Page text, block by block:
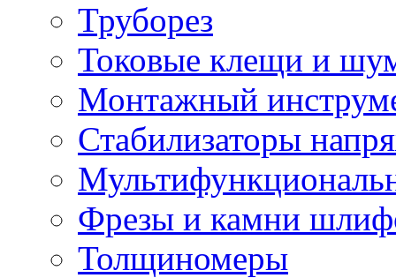
Труборез
Токовые клещи и
Монтажный
Стабилизаторы
Фрезы и камни
Толщиномеры